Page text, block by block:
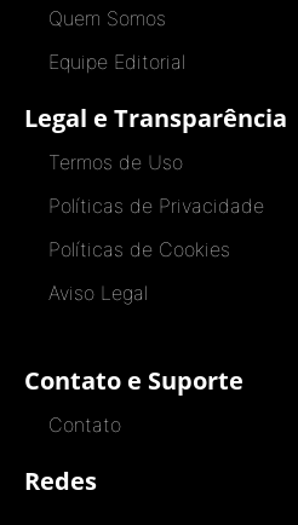
Quem Somos
Equipe Editorial
Legal e Transparência
Termos de Uso
Políticas de Privacidade
Políticas de Cookies
Aviso Legal
Contato e Suporte
Contato
Redes